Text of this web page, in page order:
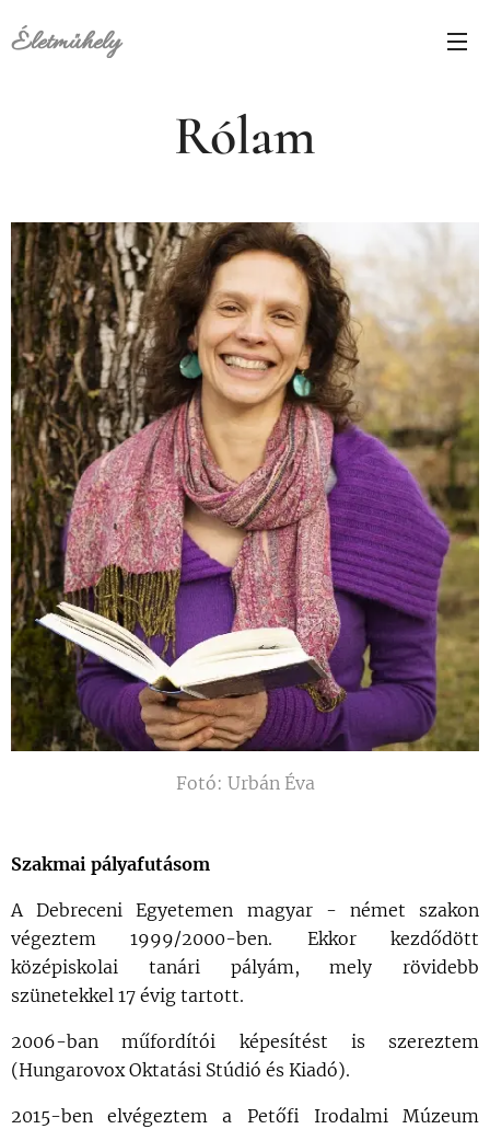
Életműhely
Rólam
Fotó: Urbán Éva
Szakmai pályafutásom
A Debreceni Egyetemen magyar - német szakon
végeztem 1999/2000-ben. Ekkor kezdődött
középiskolai tanári pályám, mely rövidebb
szünetekkel 17 évig tartott.
2006-ban műfordítói képesítést is szereztem
(Hungarovox Oktatási Stúdió és Kiadó).
2015-ben elvégeztem a Petőfi Irodalmi Múzeum